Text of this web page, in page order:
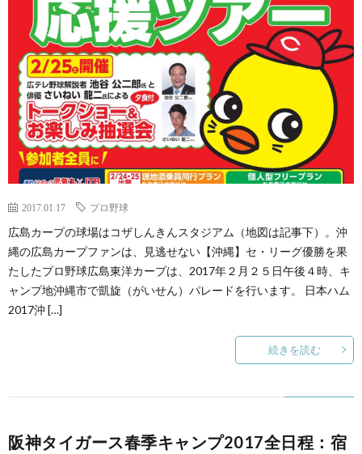
2017.01.17 プロ野球
広島カープの球場はコザしんきんスタジアム（地図は記事下）。沖
縄の広島カープファンは、見逃せない【沖縄】セ・リーグ優勝を果
たしたプロ野球広島東洋カープは、2017年２月２５日午後４時、キ
ャンプ地沖縄市で凱旋（がいせん）パレードを行います。 日本ハム
2017沖 […]
続きを読む
阪神タイガース春季キャンプ2017全日程：宿